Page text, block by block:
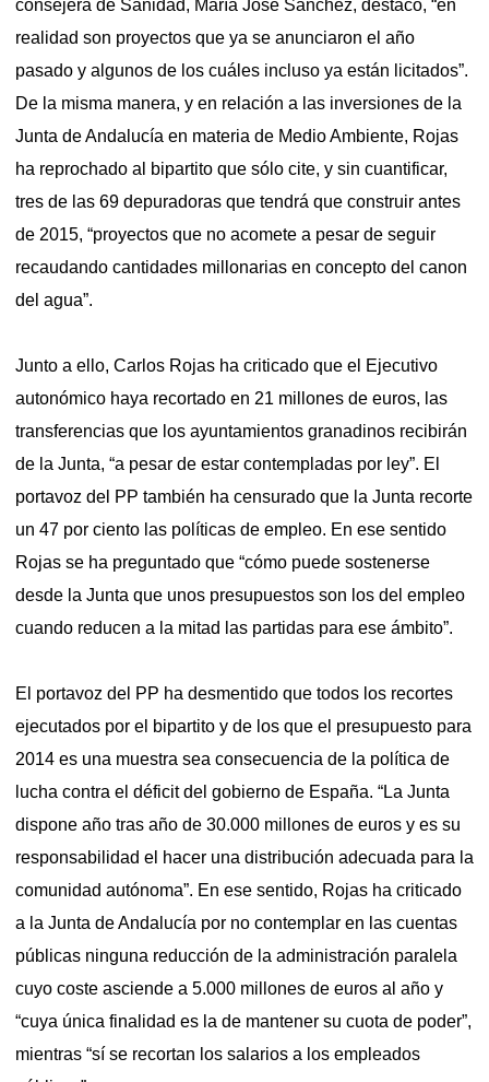
consejera de Sanidad, María José Sánchez, destacó, “en
realidad son proyectos que ya se anunciaron el año
pasado y algunos de los cuáles incluso ya están licitados”.
De la misma manera, y en relación a las inversiones de la
Junta de Andalucía en materia de Medio Ambiente, Rojas
ha reprochado al bipartito que sólo cite, y sin cuantificar,
tres de las 69 depuradoras que tendrá que construir antes
de 2015, “proyectos que no acomete a pesar de seguir
recaudando cantidades millonarias en concepto del canon
del agua”.
Junto a ello, Carlos Rojas ha criticado que el Ejecutivo
autonómico haya recortado en 21 millones de euros, las
transferencias que los ayuntamientos granadinos recibirán
de la Junta, “a pesar de estar contempladas por ley”. El
portavoz del PP también ha censurado que la Junta recorte
un 47 por ciento las políticas de empleo. En ese sentido
Rojas se ha preguntado que “cómo puede sostenerse
desde la Junta que unos presupuestos son los del empleo
cuando reducen a la mitad las partidas para ese ámbito”.
El portavoz del PP ha desmentido que todos los recortes
ejecutados por el bipartito y de los que el presupuesto para
2014 es una muestra sea consecuencia de la política de
lucha contra el déficit del gobierno de España. “La Junta
dispone año tras año de 30.000 millones de euros y es su
responsabilidad el hacer una distribución adecuada para la
comunidad autónoma”. En ese sentido, Rojas ha criticado
a la Junta de Andalucía por no contemplar en las cuentas
públicas ninguna reducción de la administración paralela
cuyo coste asciende a 5.000 millones de euros al año y
“cuya única finalidad es la de mantener su cuota de poder”,
mientras “sí se recortan los salarios a los empleados